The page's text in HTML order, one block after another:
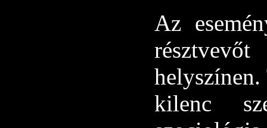
Az
kilenc